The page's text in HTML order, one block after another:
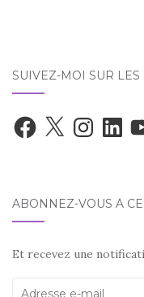
SUIVEZ-MOI SUR LES
Facebook
X Instagram
ABONNEZ-VOUS À CE
Et recevez une
Adresse